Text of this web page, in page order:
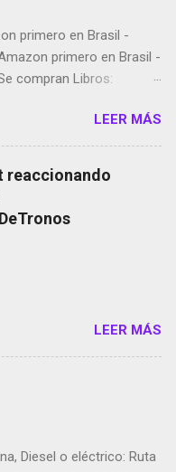
primero en Brasil -
primero en Brasil -
compran Libros:
Twitter deja de verificar
Brian May y el
y vídeo selfies en la
a Kevin Spacey de su
a los que usan el
La serie de la Tierra
bicicletas de alquiler
Llegando Partimos
y su importancia...
LEER MÁS
reaccionando
LEER MÁS
Diesel o eléctrico: Ruta